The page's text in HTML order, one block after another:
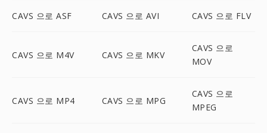
CAVS 으로 ASF CAVS 으로 AVI CAVS 으로 FLV
CAVS 으로 M4V CAVS 으로 MKV
CAVS 으로
MOV
CAVS 으로 MP4 CAVS 으로 MPG
CAVS 으로
MPEG